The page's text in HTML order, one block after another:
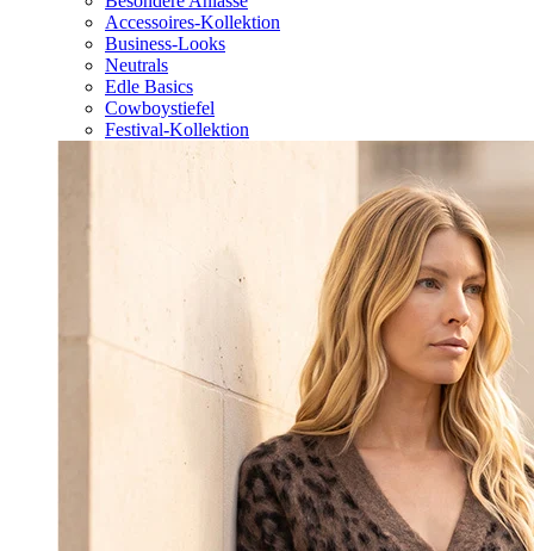
Accessoires-Kollektion
Business-Looks
Neutrals
Edle Basics
Cowboystiefel
Festival-Kollektion